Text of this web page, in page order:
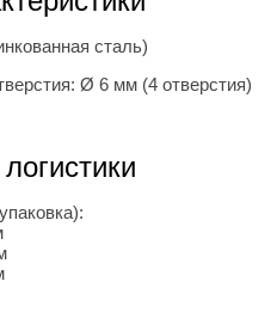
сталь)
Ø 6 мм (4 отверстия)